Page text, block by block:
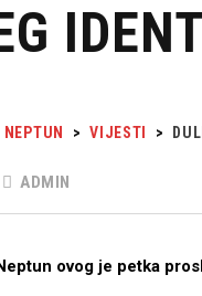
> VIJESTI >
ADMIN
ovog je petka